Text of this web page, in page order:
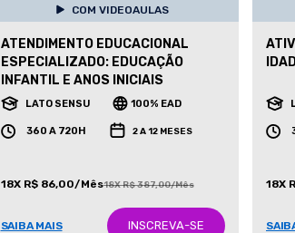
COM VIDEOAULAS
ATENDIMENTO EDUCACIONAL
ESPECIALIZADO: EDUCAÇÃO
INFANTIL E ANOS INICIAIS
LATO SENSU 100% EAD
360 A 720H 2 A 12 MESES
18X R$ 86,00/Mês18X R$ 387,00/Mês
SAIBA MAIS INSCREVA-SE
18X